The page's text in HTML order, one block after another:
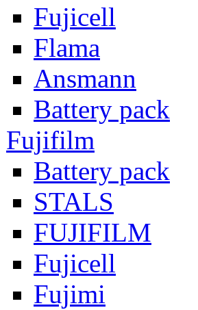
Fujicell
Flama
Ansmann
Battery pack
Fujifilm
Battery pack
STALS
FUJIFILM
Fujicell
Fujimi